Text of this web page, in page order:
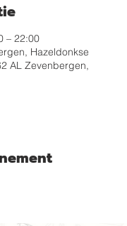
– 22:00
Hazeldonkse
AL Zevenbergen,